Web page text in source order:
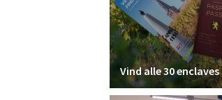
Vind alle 30 enclaves